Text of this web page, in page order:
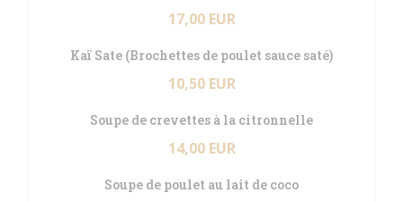
17,00 EUR
Kaï Sate (Brochettes de poulet sauce saté)
10,50 EUR
Soupe de crevettes à la citronnelle
14,00 EUR
Soupe de poulet au lait de coco